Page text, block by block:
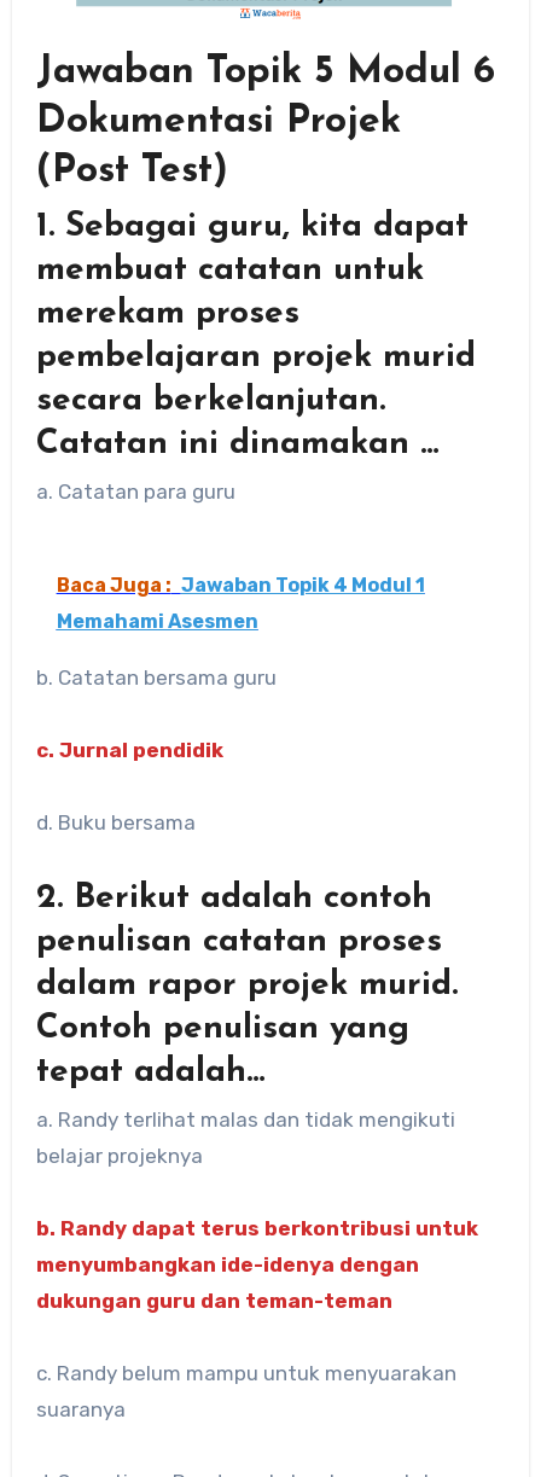
Jawaban Topik 5 Modul 6
Dokumentasi Projek
(Post Test)
1. Sebagai guru, kita dapat
membuat catatan untuk
merekam proses
pembelajaran projek murid
secara berkelanjutan.
Catatan ini dinamakan …
a. Catatan para guru
Baca Juga : Jawaban Topik 4 Modul 1
Memahami Asesmen
b. Catatan bersama guru
c. Jurnal pendidik
d. Buku bersama
2. Berikut adalah contoh
penulisan catatan proses
dalam rapor projek murid.
Contoh penulisan yang
tepat adalah…
a. Randy terlihat malas dan tidak mengikuti
belajar projeknya
b. Randy dapat terus berkontribusi untuk
menyumbangkan ide-idenya dengan
dukungan guru dan teman-teman
c. Randy belum mampu untuk menyuarakan
suaranya